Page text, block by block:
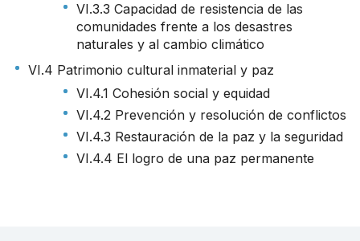
VI.3.3 Capacidad de resistencia de las
comunidades frente a los desastres
naturales y al cambio climático
VI.4 Patrimonio cultural inmaterial y paz
VI.4.1 Cohesión social y equidad
VI.4.2 Prevención y resolución de conflictos
VI.4.3 Restauración de la paz y la seguridad
VI.4.4 El logro de una paz permanente